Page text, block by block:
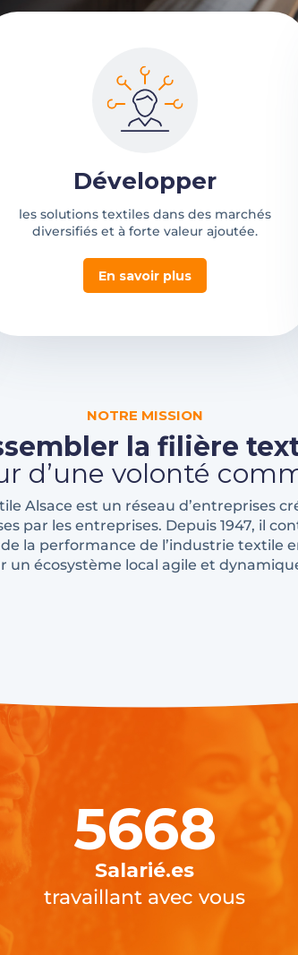
Développer
les solutions textiles dans des marchés
diversifiés et à forte valeur ajoutée.
En savoir plus
NOTRE MISSION
la filière
d’une volonté
Alsace est un réseau d’entreprises
par les entreprises. Depuis 1947, il
de la performance de l’industrie textile
un écosystème local agile et
5668
Salarié.es
travaillant avec vous